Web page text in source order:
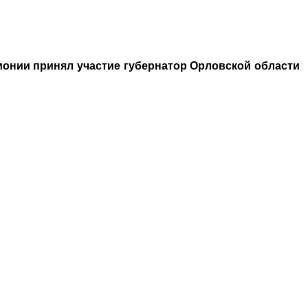
принял участие губернатор Орловской области